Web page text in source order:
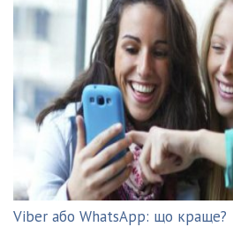
Viber або WhatsApp: що краще?